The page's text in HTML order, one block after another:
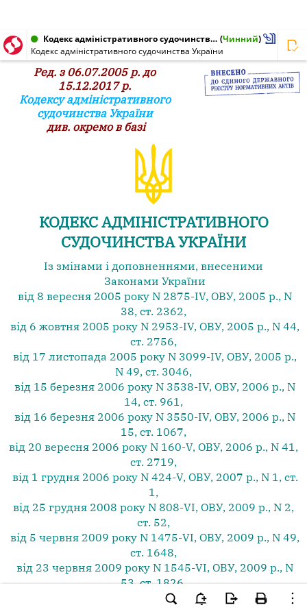
Кодекс адміністративного судочинства, Кодекс України від 06.07.2005 № 2747-IV (Чинний)
Кодекс адміністративного судочинства України